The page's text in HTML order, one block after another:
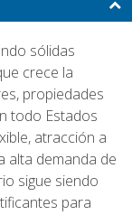
sólidas
crece la
propiedades
todo Estados
atracción a
alta demanda de
sigue siendo
para